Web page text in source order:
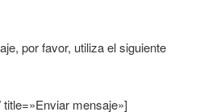
por favor, utiliza el siguiente
mensaje»]